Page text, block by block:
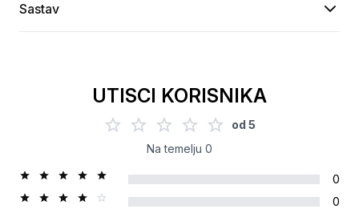
Sastav
UTISCI KORISNIKA
od 5
Na temelju 0
0
0